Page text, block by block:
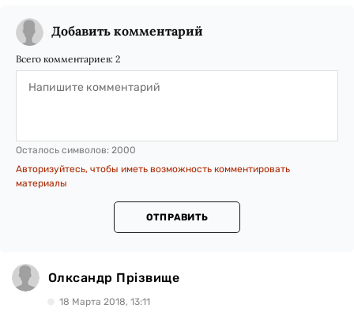
Добавить комментарий
Всего комментариев: 2
Осталось символов: 2000
Авторизуйтесь, чтобы иметь возможность комментировать
материалы
ОТПРАВИТЬ
Олксандр Прізвище
18 Марта 2018, 13:11